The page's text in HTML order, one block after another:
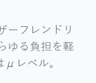
ーフレンドリ
ゆる負担を軽
μレベル。